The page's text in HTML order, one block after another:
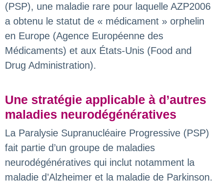
(PSP), une maladie rare pour laquelle AZP2006
a obtenu le statut de « médicament » orphelin
en Europe (Agence Européenne des
Médicaments) et aux États-Unis (Food and
Drug Administration).
Une stratégie applicable à d’autres
maladies neurodégénératives
La Paralysie Supranucléaire Progressive (PSP)
fait partie d’un groupe de maladies
neurodégénératives qui inclut notamment la
maladie d’Alzheimer et la maladie de Parkinson.